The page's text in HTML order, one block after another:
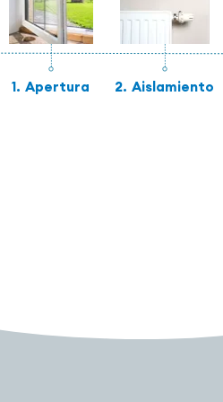
1. Apertura 2. Aislamiento